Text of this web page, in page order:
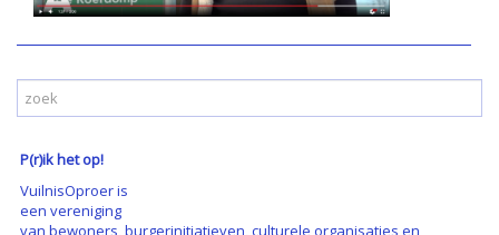
P(r)ik het op!
VuilnisOproer is
een vereniging
van bewoners, burgerinitiatieven, culturele organisaties en